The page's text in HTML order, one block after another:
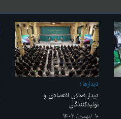
ديدارها
دیدار فعالان اقتصادی و
تولیدکنندگان
۱۰ /بهمن/ ۱۴۰۲